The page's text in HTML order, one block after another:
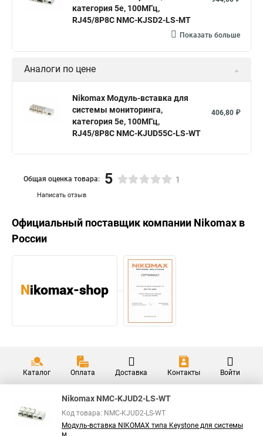
категория 5е, 100МГц,
RJ45/8P8C NMC-KJSD2-LS-MT
Показать больше
Аналоги по цене
Nikomax Модуль-вставка для
системы мониторинга,
категория 5е, 100МГц,
RJ45/8P8C NMC-KJUD55C-LS-WT
406,80 ₽
Написать отзыв
Общая оценка товара: 5 1
Официальный поставщик компании Nikomax в
России
Каталог Оплата Доставка Контакты Войти
Nikomax NMC-KJUD2-LS-WT
Код товара: NMC-KJUD2-LS-WT
Модуль-вставка NIKOMAX типа Keystone для системы
м...